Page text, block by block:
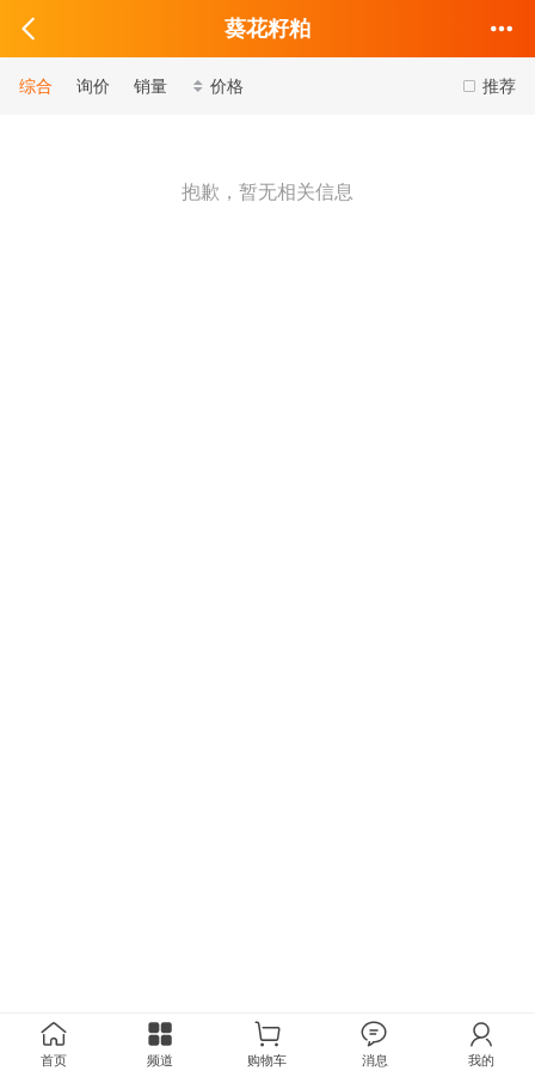
葵花籽粕
推荐
综合 询价 销量 价格
抱歉，暂无相关信息
首页 频道 购物车 消息 我的